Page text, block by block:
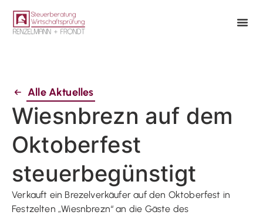
Alle Aktuelles
Wiesnbrezn auf dem
Oktoberfest
steuerbegünstigt
Verkauft ein Brezelverkäufer auf den Oktoberfest in
Festzelten „Wiesnbrezn“ an die Gäste des